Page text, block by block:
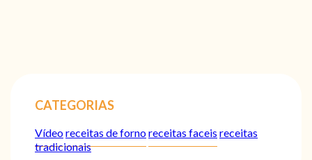
CATEGORIAS
Vídeoreceitas de fornoreceitas faceis receitas
tradicionais